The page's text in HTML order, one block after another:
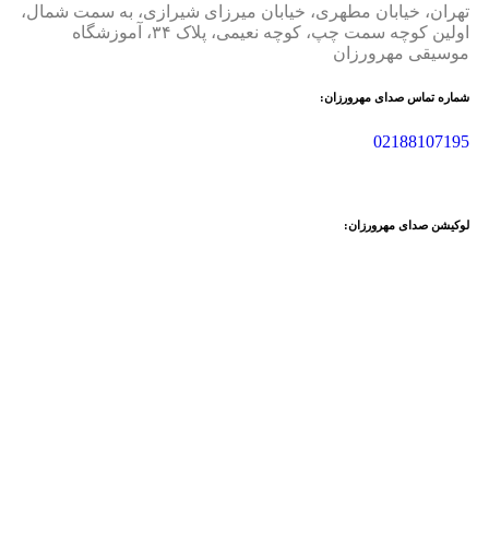
تهران، خیابان مطهری، خیابان میرزای شیرازی، به سمت شمال،
اولین کوچه سمت چپ، کوچه نعیمی، پلاک ۳۴، آموزشگاه
موسیقی مهرورزان
شماره تماس صدای مهرورزان:
02188107195
لوکیشن صدای مهرورزان: